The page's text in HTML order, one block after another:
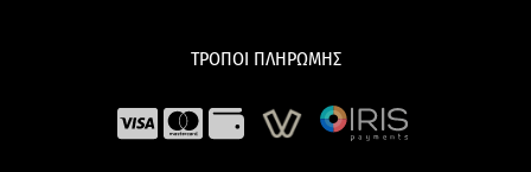
ΤΡΟΠΟΙ ΠΛΗΡΩΜΗΣ